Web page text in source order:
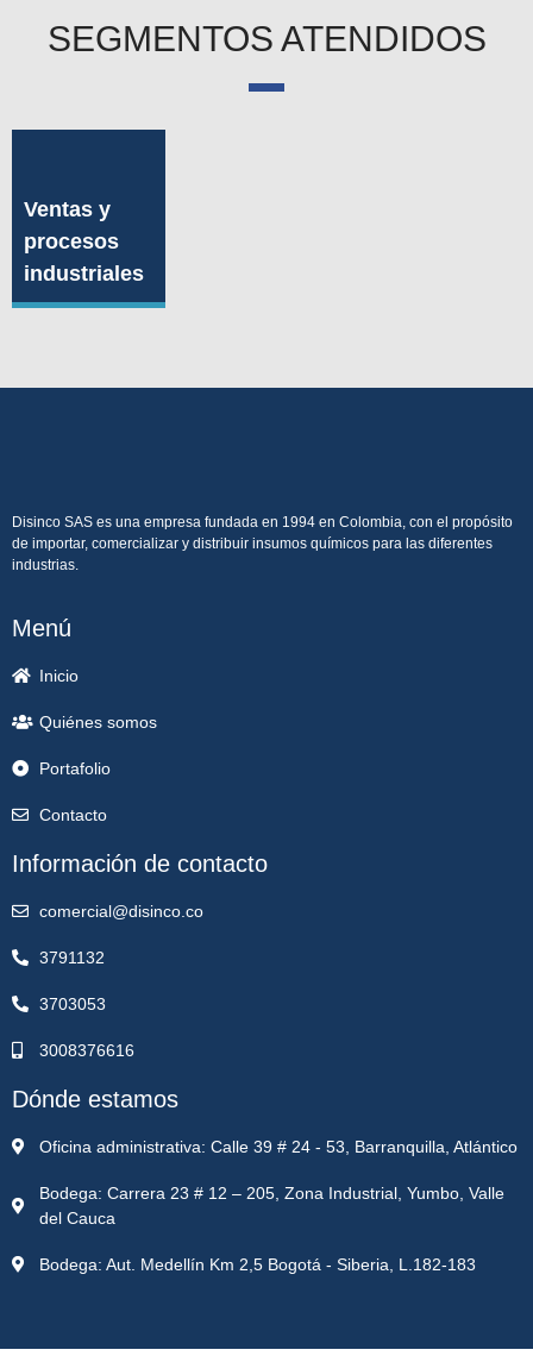
SEGMENTOS ATENDIDOS
Ventas y
procesos
industriales
Disinco SAS es una empresa fundada en 1994 en Colombia, con el propósito
de importar, comercializar y distribuir insumos químicos para las diferentes
industrias.
Menú
Inicio
Quiénes somos
Portafolio
Contacto
Información de contacto
comercial@disinco.co
3791132
3703053
3008376616
Dónde estamos
Oficina administrativa: Calle 39 # 24 - 53, Barranquilla, Atlántico
Bodega: Carrera 23 # 12 – 205, Zona Industrial, Yumbo, Valle
del Cauca
Bodega: Aut. Medellín Km 2,5 Bogotá - Siberia, L.182-183